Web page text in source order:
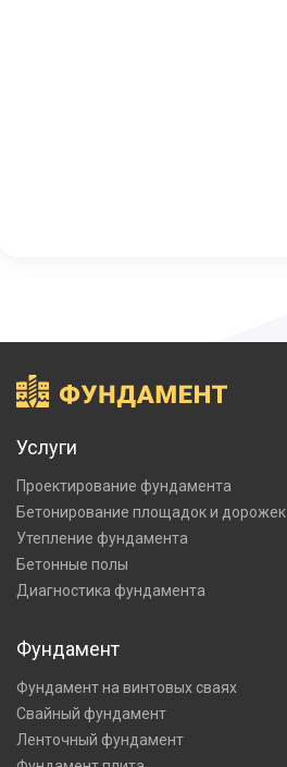
Услуги
Проектирование фундамента
Бетонирование площадок и дорожек
Утепление фундамента
Бетонные полы
Диагностика фундамента
Фундамент
Фундамент на винтовых сваях
Свайный фундамент
Ленточный фундамент